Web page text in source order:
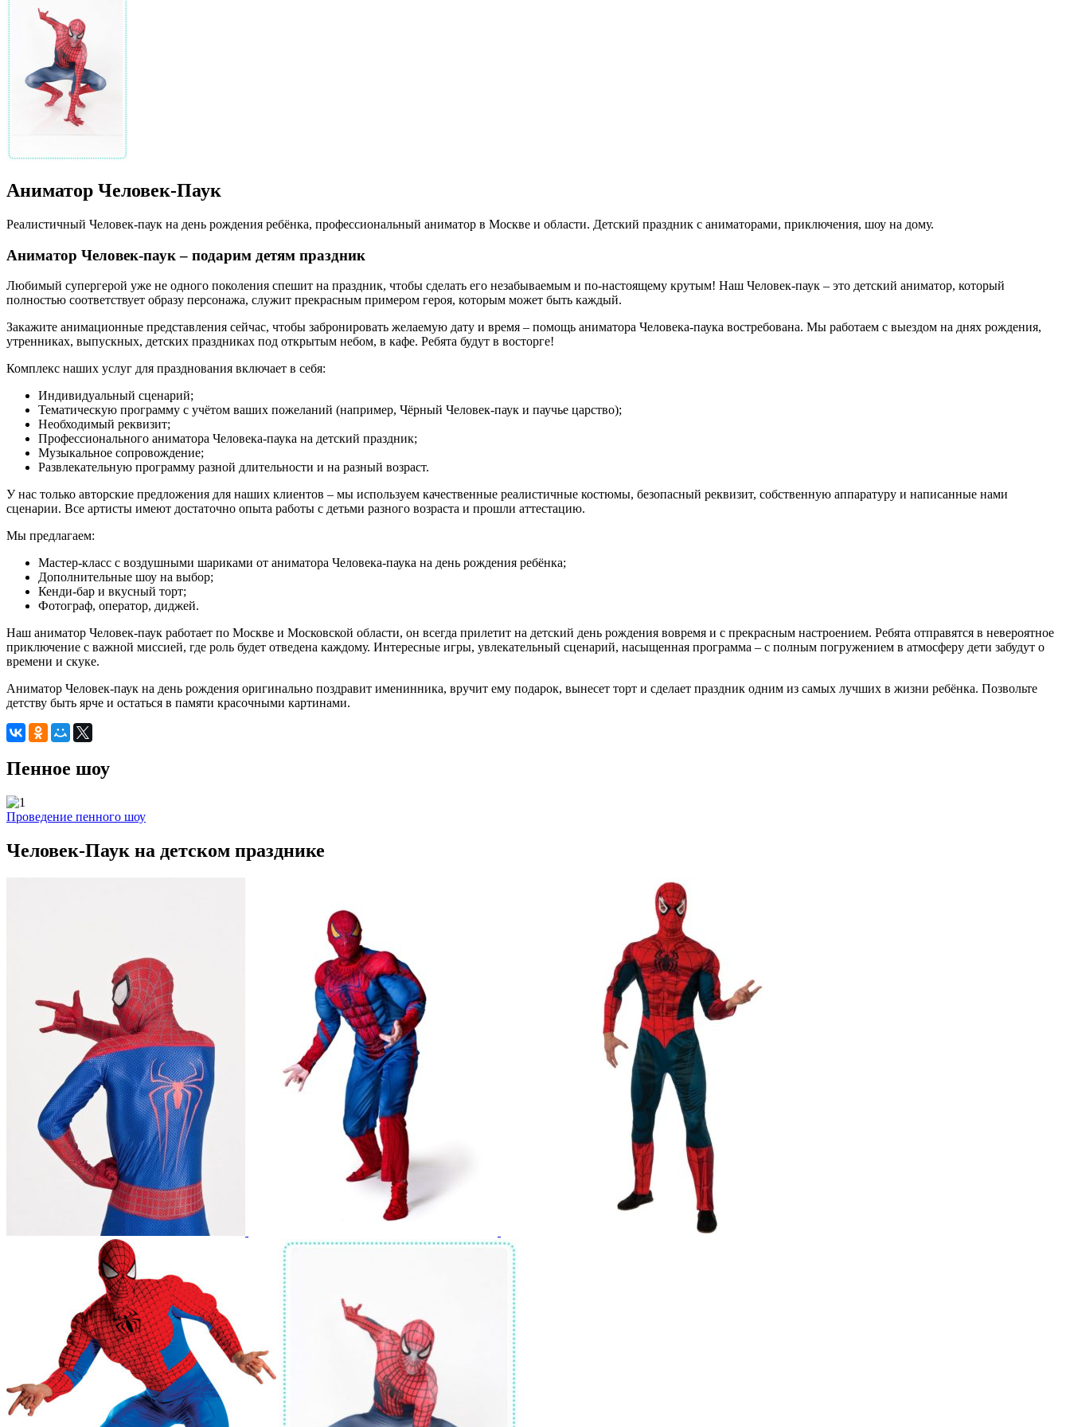
Аниматор Человек-Паук
Реалистичный Человек-паук на день рождения ребёнка, профессиональный аниматор в Москве и области. Детский праздник с аниматорами, приключения, шоу на дому.
Аниматор Человек-паук – подарим детям праздник
Любимый супергерой уже не одного поколения спешит на праздник, чтобы сделать его незабываемым и по-настоящему крутым! Наш Человек-паук – это детский аниматор, который
полностью соответствует образу персонажа, служит прекрасным примером героя, которым может быть каждый.
Закажите анимационные представления сейчас, чтобы забронировать желаемую дату и время – помощь аниматора Человека-паука востребована. Мы работаем с выездом на днях рождения,
утренниках, выпускных, детских праздниках под открытым небом, в кафе. Ребята будут в восторге!
Комплекс наших услуг для празднования включает в себя:
Индивидуальный сценарий;
Тематическую программу с учётом ваших пожеланий (например, Чёрный Человек-паук и паучье царство);
Необходимый реквизит;
Профессионального аниматора Человека-паука на детский праздник;
Музыкальное сопровождение;
Развлекательную программу разной длительности и на разный возраст.
У нас только авторские предложения для наших клиентов – мы используем качественные реалистичные костюмы, безопасный реквизит, собственную аппаратуру и написанные нами
сценарии. Все артисты имеют достаточно опыта работы с детьми разного возраста и прошли аттестацию.
Мы предлагаем:
Мастер-класс с воздушными шариками от аниматора Человека-паука на день рождения ребёнка;
Дополнительные шоу на выбор;
Кенди-бар и вкусный торт;
Фотограф, оператор, диджей.
Наш аниматор Человек-паук работает по Москве и Московской области, он всегда прилетит на детский день рождения вовремя и с прекрасным настроением. Ребята отправятся в невероятное
приключение с важной миссией, где роль будет отведена каждому. Интересные игры, увлекательный сценарий, насыщенная программа – с полным погружением в атмосферу дети забудут о
времени и скуке.
Аниматор Человек-паук на день рождения оригинально поздравит именинника, вручит ему подарок, вынесет торт и сделает праздник одним из самых лучших в жизни ребёнка. Позвольте
детству быть ярче и остаться в памяти красочными картинами.
Пенное шоу
Проведение пенного шоу
Человек-Паук на детском празднике